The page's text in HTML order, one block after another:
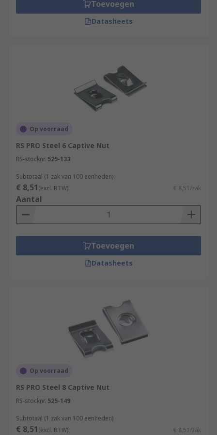
machinery production industry.
Toevoegen
Datasheets
Op voorraad
RS PRO Steel 6 Captive Nut
RS-stocknr. 525-133
Subtotaal (1 zak van 100 eenheden)
€ 8,51(excl. BTW) € 8,51/zak
Aantal
Toevoegen
Datasheets
Op voorraad
RS PRO Steel 8 Captive Nut
RS-stocknr. 525-149
Subtotaal (1 zak van 100 eenheden)
€ 8,51(excl. BTW) € 8,51/zak